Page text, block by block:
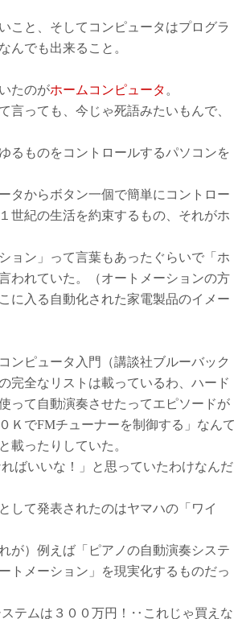
こと、そしてコンピュータはプログラ
んでも出来ること。
たのがホームコンピュータ 。
っても、今じゃ死語みたいもんで、
るものをコントロールするパソコンを
タからボタン一個で簡単にコントロー
世紀の生活を約束するもの、それがホ
ョン」って言葉もあったぐらいで「ホ
われていた。（オートメーションの方
に入る自動化された家電製品のイメー
ンピュータ入門（講談社ブルーバック
完全なリストは載っているわ、ハード
って自動演奏させたってエピソードが
ＫでFMチューナーを制御する」なんて
載ったりしていた。
ばいいな！」と思っていたわけなんだ
して発表されたのはヤマハの「ワイ
が）例えば「ピアノの自動演奏システ
トメーション」を現実化するものだっ
テムは３００万円！‥これじゃ買えな